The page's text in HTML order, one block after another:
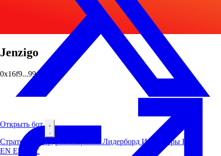
Открыть бот
Стратегии Лидерборд Инсайдеры Блог
EN ES
中文
Jenzigo
0x16f9...99e3